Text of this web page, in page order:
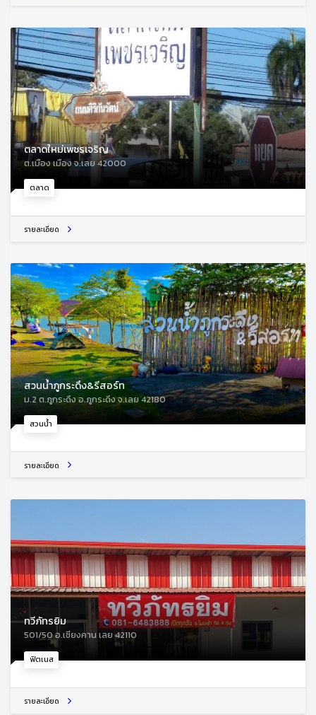
ตลาด
ตลาดใหม่เพชรเจริญ
ต.เมือง เมือง จ.เลย 42000
รายละเอียด
สวนน้ำ
สวนน้ำภูกระดึง&รีสอร์ท
ม.2 ต.ภูกระดึง อ.ภูกระดึง จ.เลย 42180
รายละเอียด
ฟิตเนส
ทวีภัทรยิม
501/50 อ.เชียงคาน เลย 42110
รายละเอียด